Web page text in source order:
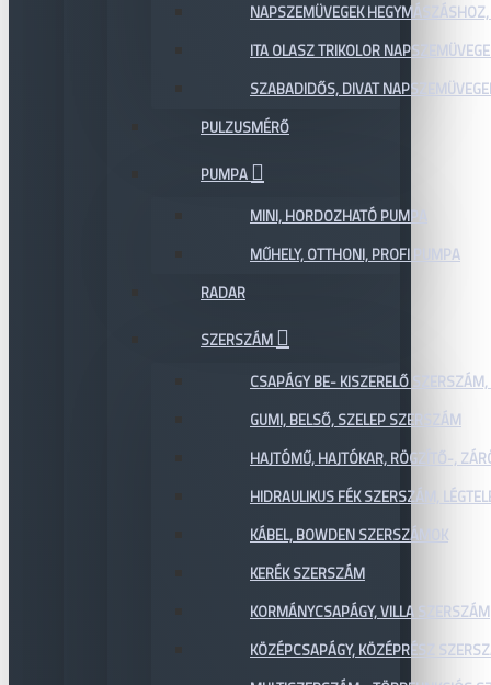
NAPSZEMÜVEGEK
ITA OLASZ TRIKOLOR
SZABADIDŐS, DIVAT
PULZUSMÉRŐ
PUMPA
MINI, HORDOZHATÓ PUMPA
MŰHELY, OTTHONI, PROFI PUMPA
RADAR
SZERSZÁM
CSAPÁGY BE- KISZERELŐ
GUMI, BELSŐ, SZELEP SZERSZÁM
HAJTÓMŰ, HAJTÓKAR, RÖGZÍTŐ-,
HIDRAULIKUS FÉK SZERSZÁM,
KÁBEL, BOWDEN SZERSZÁMOK
KERÉK SZERSZÁM
KORMÁNYCSAPÁGY, VILLA SZERSZÁM
KÖZÉPCSAPÁGY, KÖZÉPRÉSZ